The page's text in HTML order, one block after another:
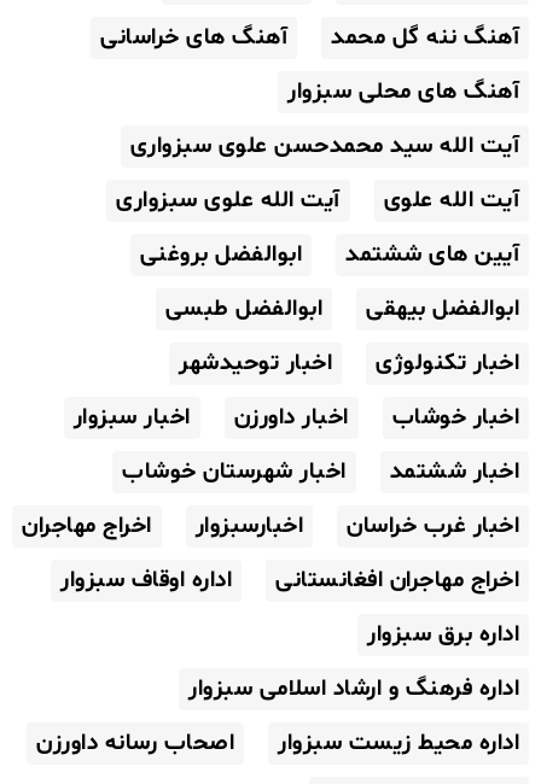
آهنگ ننه گل محمد
آهنگ های خراسانی
آهنگ های محلی سبزوار
آیت الله سید محمدحسن علوی سبزواری
آیت الله علوی
آیت الله علوی سبزواری
آیین های ششتمد
ابوالفضل بروغنی
ابوالفضل بیهقی
ابوالفضل طبسی
اخبار تکنولوژی
اخبار توحیدشهر
اخبار خوشاب
اخبار داورزن
اخبار سبزوار
اخبار ششتمد
اخبار شهرستان خوشاب
اخبار غرب خراسان
اخبارسبزوار
اخراج مهاجران
اخراج مهاجران افغانستانی
اداره اوقاف سبزوار
اداره برق سبزوار
اداره فرهنگ و ارشاد اسلامی سبزوار
اداره محیط زیست سبزوار
اصحاب رسانه داورزن